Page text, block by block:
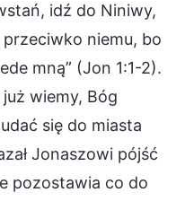
idź do Niniwy,
niemu, bo
mną” (Jon 1:1-2).
wiemy, Bóg
się do miasta
Jonaszowi pójść
pozostawia co do